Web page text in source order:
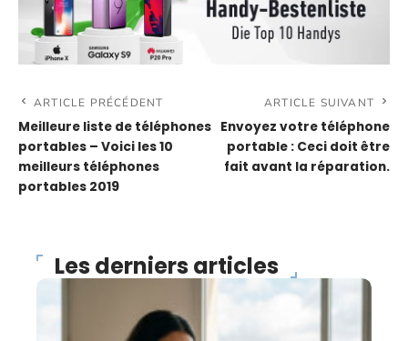
ARTICLE PRÉCÉDENT
Meilleure liste de téléphones
portables – Voici les 10
meilleurs téléphones
portables 2019
ARTICLE SUIVANT
Envoyez votre téléphone
portable : Ceci doit être
fait avant la réparation.
Les derniers articles